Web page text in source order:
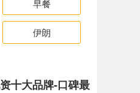
早餐
伊朗
十大品牌-口碑最